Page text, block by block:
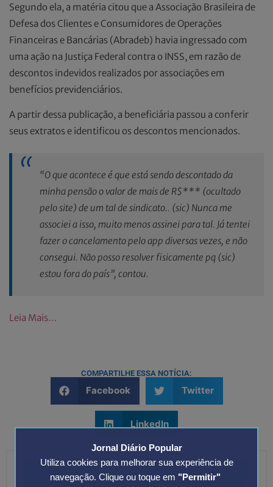
Jornal Diário Popular
Utiliza cookies para melhorar sua experiência de
navegação. Clique ou toque em "Permitir"
Segundo ela, a matéria citou que a Associação Brasileira de
Defesa dos Clientes e Consumidores de Operações
Financeiras e Bancárias (Abradeb) havia ingressado com
uma ação na Justiça Federal contra o INSS, em razão de
descontos indevidos realizados por associações em
benefícios previdenciários.
A partir dessa publicação, a beneficiária passou a conferir
seus extratos e identificou os descontos mencionados.
“O que acontece é que está sendo descontado da
minha pensão o valor de mais de R$*** (ocultado
pelo site) de um tal de sindicato.. (sic) Nunca me
associei a isso, muito menos assinei para tal. Já tentei
fazer o cancelamento pelo app diversas vezes, e não
consegui. Não posso resolver fisicamente pq (sic)
estou fora do país”, contou.
Leia Mais…
COMPARTILHE ESSA NOTÍCIA:
Facebook Twitter
LinkedIn